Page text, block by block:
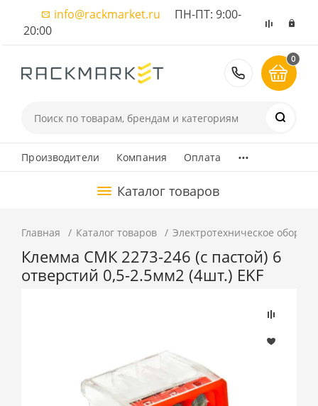
info@rackmarket.ru ПН-ПТ: 9:00-
20:00
8 (495)
0
Производители Компания Оплата ...
Каталог товаров
Главная Каталог товаров Электротехническое
Клемма СМК 2273-246 (с пастой) 6
отверстий 0,5-2.5мм2 (4шт.) EKF